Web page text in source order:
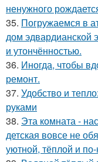
ненужного
35. Погружаемся в
дом эдвардианской
и утончённостью.
36. Иногда, чтобы
ремонт.
37. Удобство и
руками
38. Эта комната -
детская вовсе не
уютной, тёплой и